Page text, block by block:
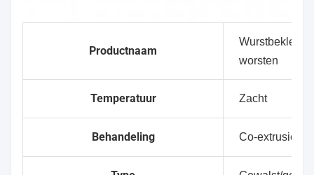
Productnaam
worsten
Temperatuur Zacht
Behandeling Co-extrusie